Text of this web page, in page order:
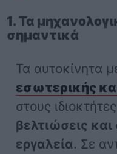
1. Τα
σημαντικά
Τα αυτοκίνητα
εσωτερικής
στους
βελτιώσεις
εργαλεία. Σε